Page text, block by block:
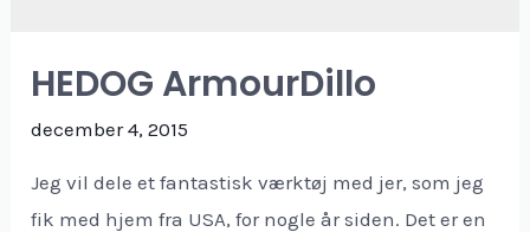
HEDOG ArmourDillo
december 4, 2015
Jeg vil dele et fantastisk værktøj med jer, som jeg
fik med hjem fra USA, for nogle år siden. Det er en